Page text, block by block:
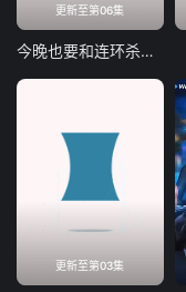
更新至第06集
今晚也要和连环杀手约会
更新至第03集